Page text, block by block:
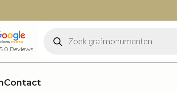
Reviews
zoeken
Contact